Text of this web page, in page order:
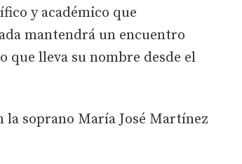
y académico que
mantendrá un encuentro
que lleva su nombre desde el
soprano María José Martínez